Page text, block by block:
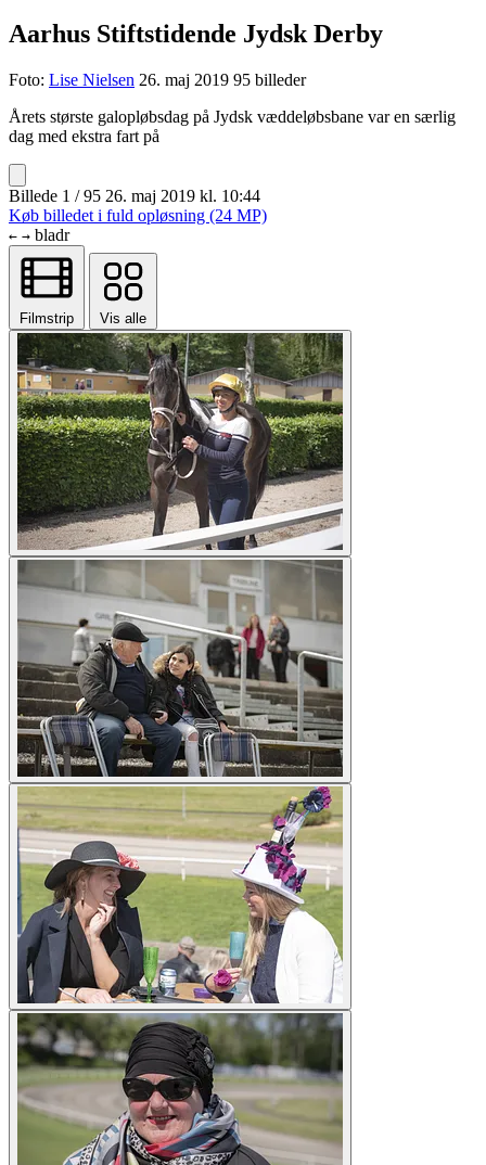
Aarhus Stiftstidende Jydsk Derby
Foto: Lise Nielsen 26. maj 2019 95 billeder
Årets største galopløbsdag på Jydsk væddeløbsbane var en særlig
dag med ekstra fart på
Billede 1 / 95 26. maj 2019 kl. 10:44
Køb billedet i fuld opløsning (24 MP)
← → bladr
Filmstrip Vis alle